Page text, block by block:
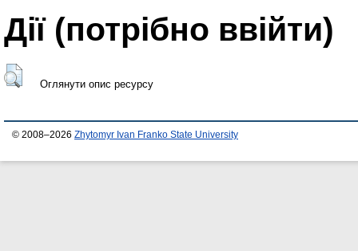
Дії ​​(потрібно ввійти)
Оглянути опис ресурсу
© 2008–2026 Zhytomyr Ivan Franko State University